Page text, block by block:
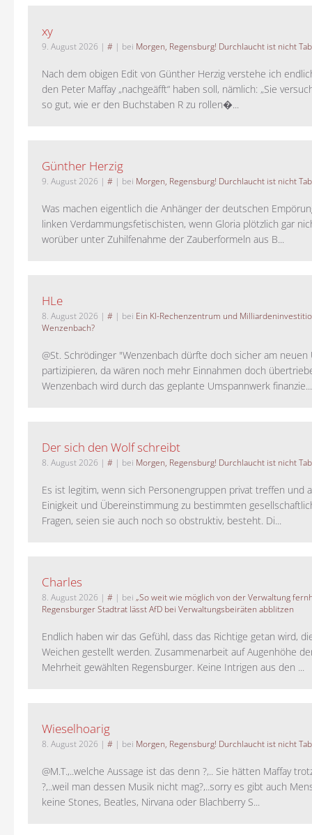
xy
9. August 2026 | # | bei Morgen, Regensburg! Durchlaucht ist nicht
Nach dem obigen Edit von Günther Herzig verstehe ich
den Peter Maffay „nachgeäfft“ haben soll, nämlich: „Sie
so gut, wie er den Buchstaben R zu rollen�...
Günther Herzig
9. August 2026 | # | bei Morgen, Regensburg! Durchlaucht ist nicht
Was machen eigentlich die Anhänger der deutschen
linken Verdammungsfetischisten, wenn Gloria plötzlich gar
worüber unter Zuhilfenahme der Zauberformeln aus B...
HLe
8. August 2026 | # | bei Ein KI-Rechenzentrum und
Wenzenbach?
@St. Schrödinger "Wenzenbach dürfte doch sicher am neuen
partizipieren, da wären noch mehr Einnahmen doch
Wenzenbach wird durch das geplante Umspannwerk finanzie...
Der sich den Wolf schreibt
8. August 2026 | # | bei Morgen, Regensburg! Durchlaucht ist nicht
Es ist legitim, wenn sich Personengruppen privat treffen und
Einigkeit und Übereinstimmung zu bestimmten
Fragen, seien sie auch noch so obstruktiv, besteht. Di...
Charles
8. August 2026 | # | bei „So weit wie möglich von der Verwaltung
Regensburger Stadtrat lässt AfD bei Verwaltungsbeiräten abblitzen
Endlich haben wir das Gefühl, dass das Richtige getan wird,
Weichen gestellt werden. Zusammenarbeit auf Augenhöhe
Mehrheit gewählten Regensburger. Keine Intrigen aus den ...
Wieselhoarig
8. August 2026 | # | bei Morgen, Regensburg! Durchlaucht ist nicht
@M.T.,..welche Aussage ist das denn ?,.. Sie hätten Maffay
?,..weil man dessen Musik nicht mag?,..sorry es gibt auch
keine Stones, Beatles, Nirvana oder Blachberry S...